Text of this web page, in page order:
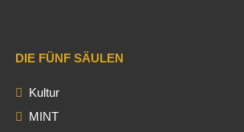
DIE FÜNF SÄULEN
Kultur
MINT